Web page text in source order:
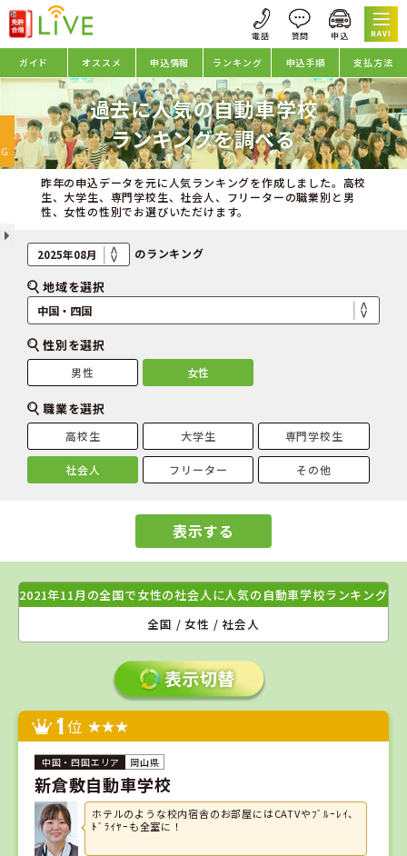
NAVI
ガイド オススメ 申込情報 ランキング 申込手順 支払方法
過去に人気の自動車学校
ランキングを調べる
昨年の申込データを元に人気ランキングを作成しました。高校
生、大学生、専門学校生、社会人、フリーターの職業別と男
性、女性の性別でお選びいただけます。
のランキング
地域を選択
性別を選択
男性 女性
職業を選択
高校生 大学生 専門学校生
社会人 フリーター その他
表示する
2021年11月の全国で女性の社会人に人気の自動車学校ランキング
全国 / 女性 / 社会人
1位
岡山県
新倉敷自動車学校
ホテルのような校内宿舎のお部屋にはCATVやﾌﾞﾙｰﾚｲ、
ﾄﾞﾗｲﾔｰも全室に！